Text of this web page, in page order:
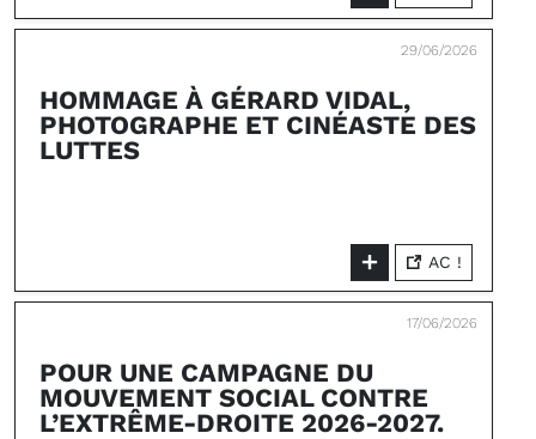
29/06/2026
HOMMAGE À GÉRARD VIDAL,
PHOTOGRAPHE ET CINÉASTE DES
LUTTES
AC !
17/06/2026
POUR UNE CAMPAGNE DU
MOUVEMENT SOCIAL CONTRE
L’EXTRÊME-DROITE 2026-2027.